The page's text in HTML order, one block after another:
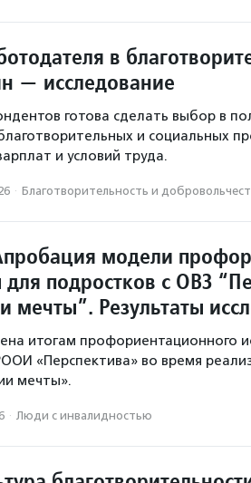
в
— исследование
готова сделать выбор в
и социальных
и условий труда.
· Благотвори­тель­ность и
модели
подростков с ОВЗ
мечты”. Результаты
итогам профориентационного
«Перспектива» во время
мечты».
· Люди с инвалидностью